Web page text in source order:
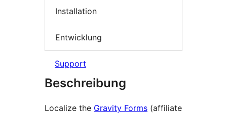
Installation
Entwicklung
Support
Beschreibung
Localize the Gravity Forms (affiliate